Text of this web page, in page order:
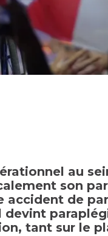
au
son
accident de
tant sur le